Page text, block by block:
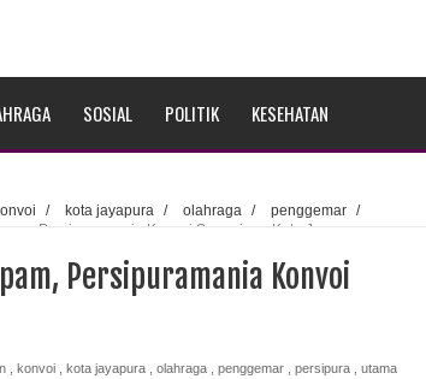
SOSIAL POLITIK KESEHATAN
/ kota jayapura / olahraga / penggemar
/
Persipuramania Konvoi Sepanjang Kota Jayapura
Persipuramania Konvoi
konvoi kota jayapura olahraga penggemar persipura utama